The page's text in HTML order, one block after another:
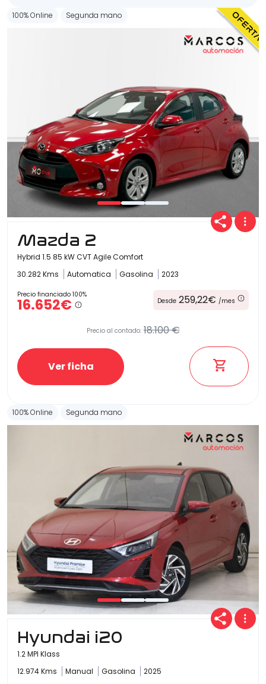
100% Online Segunda mano
Mazda 2
Hybrid 1.5 85 kW CVT Agile Comfort
30.282 Kms
Automatica Gasolina 2023
Precio financiado 100%
16.652€ Desde 259,22€ /mes
Precio al contado: 18.100 €
Ver ficha
100% Online Segunda mano
Hyundai i20
1.2 MPI Klass
12.974 Kms
Manual Gasolina 2025